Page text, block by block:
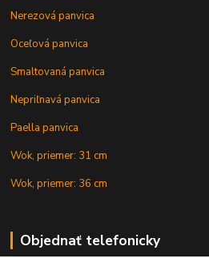
Nerezová panvica
Oceľová panvica
Smaltovaná panvica
Nepriľnavá panvica
Paella panvica
Wok, priemer: 31 cm
Wok, priemer: 36 cm
Objednať telefonicky